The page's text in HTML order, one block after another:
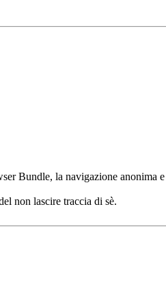
Bundle, la navigazione anonima
non lascire traccia di sè.